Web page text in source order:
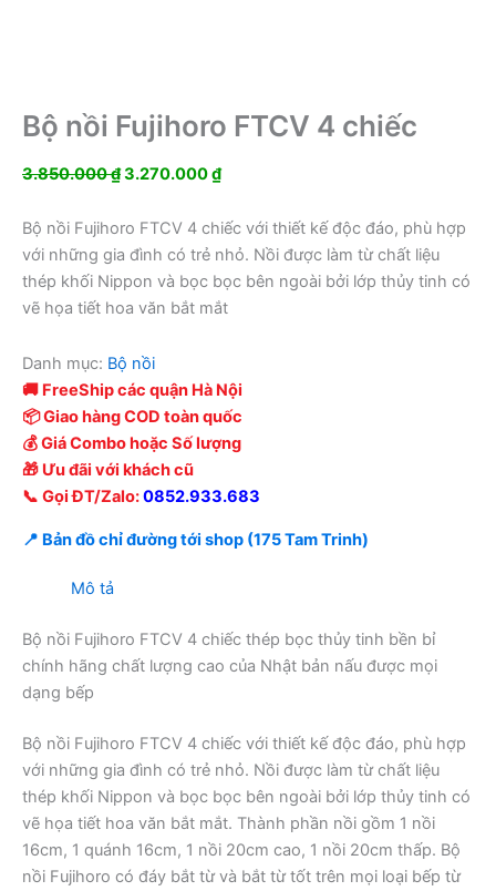
Bộ nồi Fujihoro FTCV 4 chiếc
3.850.000₫Giá
là:
3.850.000 ₫.
3.270.000₫Giá
tại
là:
3.270.000 ₫.
Bộ nồi Fujihoro FTCV 4 chiếc với thiết kế độc đáo, phù hợp
với những gia đình có trẻ nhỏ. Nồi được làm từ chất liệu
thép khối Nippon và bọc bọc bên ngoài bởi lớp thủy tinh có
vẽ họa tiết hoa văn bắt mắt
Danh mục: Bộ nồi
🚚 FreeShip các quận Hà Nội
📦 Giao hàng COD toàn quốc
💰 Giá Combo hoặc Số lượng
🎁 Ưu đãi với khách cũ
📞 Gọi ĐT/Zalo:0852.933.683
📍 Bản đồ chỉ đường tới shop (175 Tam Trinh)
Mô tả
Bộ nồi Fujihoro FTCV 4 chiếc thép bọc thủy tinh bền bỉ
chính hãng chất lượng cao của Nhật bản nấu được mọi
dạng bếp
Bộ nồi Fujihoro FTCV 4 chiếc với thiết kế độc đáo, phù hợp
với những gia đình có trẻ nhỏ. Nồi được làm từ chất liệu
thép khối Nippon và bọc bọc bên ngoài bởi lớp thủy tinh có
vẽ họa tiết hoa văn bắt mắt. Thành phần nồi gồm 1 nồi
16cm, 1 quánh 16cm, 1 nồi 20cm cao, 1 nồi 20cm thấp. Bộ
nồi Fujihoro có đáy bắt từ và bắt từ tốt trên mọi loại bếp từ